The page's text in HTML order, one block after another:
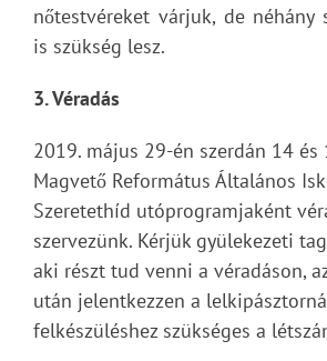
nőtestvéreket várjuk, de néhány
is szükség lesz.
3. Véradás
2019. május 29-én szerdán 14
Magvető Református Általános
Szeretethíd utóprogramjaként
szervezünk. Kérjük gyülekezeti
aki részt tud venni a véradáson,
után jelentkezzen a
felkészüléshez szükséges a